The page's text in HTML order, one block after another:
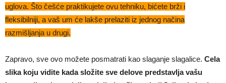
uglova. Što češće praktikujete ovu tehniku, bićete brži i
fleksibilniji, a vaš um će lakše prelaziti iz jednog načina
razmišljanja u drugi.
Zapravo, sve ovo možete posmatrati kao slaganje slagalice. Cela
slika koju vidite kada složite sve delove predstavlja vašu